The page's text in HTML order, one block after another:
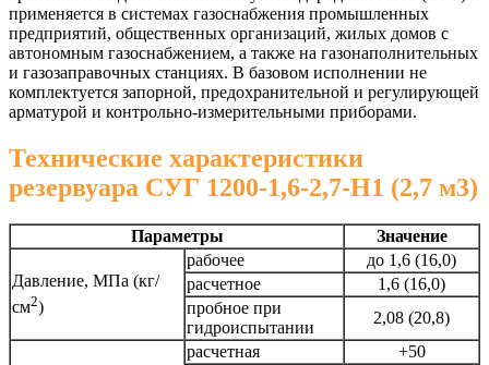
применяется в системах газоснабжения промышленных
предприятий, общественных организаций, жилых домов с
автономным газоснабжением, а также на газонаполнительных
и газозаправочных станциях. В базовом исполнении не
комплектуется запорной, предохранительной и регулирующей
арматурой и контрольно-измерительными приборами.
Технические характеристики
резервуара СУГ 1200-1,6-2,7-Н1 (2,7 м3)
Параметры Значение
Давление, МПа (кг/
см2)
рабочее
до 1,6 (16,0)
расчетное
1,6 (16,0)
пробное при
гидроиспытании
2,08 (20,8)
расчетная
+50